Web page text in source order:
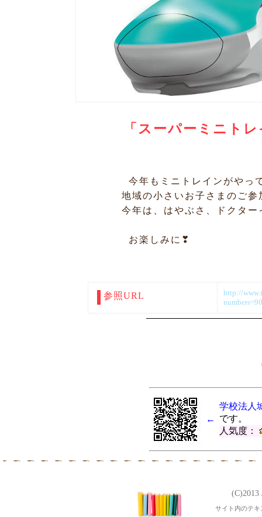
「スーパーミニト
今年もミニトレインがやっ
地域の小さいお子さまのご
今年は、はやぶさ、ドクタ
お楽しみに❣
参照URL
http://
←
学校法人
です。
人気度：
サイト内のテ